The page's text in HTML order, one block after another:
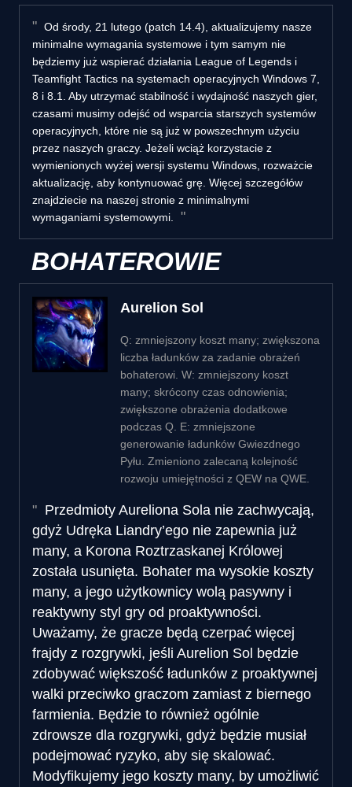
Od środy, 21 lutego (patch 14.4), aktualizujemy nasze
minimalne wymagania systemowe i tym samym nie
będziemy już wspierać działania League of Legends i
Teamfight Tactics na systemach operacyjnych Windows 7,
8 i 8.1. Aby utrzymać stabilność i wydajność naszych gier,
czasami musimy odejść od wsparcia starszych systemów
operacyjnych, które nie są już w powszechnym użyciu
przez naszych graczy. Jeżeli wciąż korzystacie z
wymienionych wyżej wersji systemu Windows, rozważcie
aktualizację, aby kontynuować grę. Więcej szczegółów
znajdziecie na naszej stronie z minimalnymi
wymaganiami systemowymi.
BOHATEROWIE
Aurelion Sol
Q: zmniejszony koszt many; zwiększona
liczba ładunków za zadanie obrażeń
bohaterowi. W: zmniejszony koszt
many; skrócony czas odnowienia;
zwiększone obrażenia dodatkowe
podczas Q. E: zmniejszone
generowanie ładunków Gwiezdnego
Pyłu. Zmieniono zalecaną kolejność
rozwoju umiejętności z QEW na QWE.
Przedmioty Aureliona Sola nie zachwycają,
gdyż Udręka Liandry’ego nie zapewnia już
many, a Korona Roztrzaskanej Królowej
została usunięta. Bohater ma wysokie koszty
many, a jego użytkownicy wolą pasywny i
reaktywny styl gry od proaktywności.
Uważamy, że gracze będą czerpać więcej
frajdy z rozgrywki, jeśli Aurelion Sol będzie
zdobywać większość ładunków z proaktywnej
walki przeciwko graczom zamiast z biernego
farmienia. Będzie to również ogólnie
zdrowsze dla rozgrywki, gdyż będzie musiał
podejmować ryzyko, aby się skalować.
Modyfikujemy jego koszty many, by umożliwić